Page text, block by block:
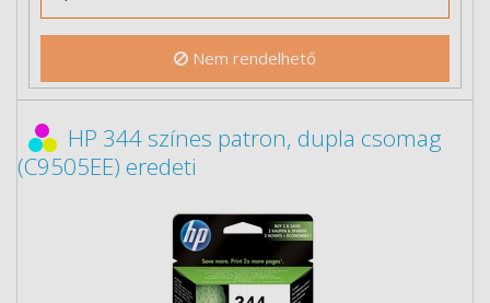
Nem rendelhető
HP 344 színes patron, dupla csomag
(C9505EE) eredeti